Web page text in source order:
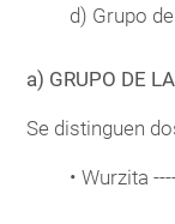
d) Grupo
a) GRUPO DE
Se distinguen
• Wurzita